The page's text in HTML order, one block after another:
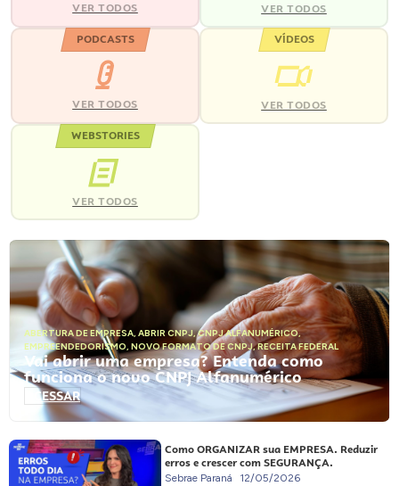
VER TODOS VER TODOS
PODCASTS
VER TODOS
VÍDEOS
VER TODOS
WEBSTORIES
VER TODOS
ABERTURA DE EMPRESA, ABRIR CNPJ,CNPJ ALFANUMÉRICO,
EMPREENDEDORISMO, NOVO FORMATO DE CNPJ,RECEITA FEDERAL
Vai abrir uma empresa? Entenda como
funciona o novo CNPJ Alfanumérico
ACESSAR
Como ORGANIZAR sua EMPRESA. Reduzir
erros e crescer com SEGURANÇA.
Sebrae Paraná 12/05/2026